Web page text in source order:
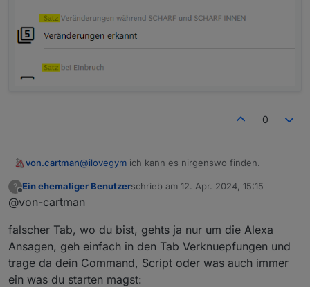
0
von.cartman@ilovegym ich kann es nirgenswo finden.
die Meisten sind nur als "Sätze" zu
Sprachausgabe
? Ein ehemaliger Benutzerschrieb am 12. Apr. 2024, 15:15
zuletzt editiert von
@von-cartman
falscher Tab, wo du bist, gehts ja nur um die Alexa
Ansagen, geh einfach in den Tab Verknuepfungen und
trage da dein Command, Script oder was auch immer
ein was du starten magst: